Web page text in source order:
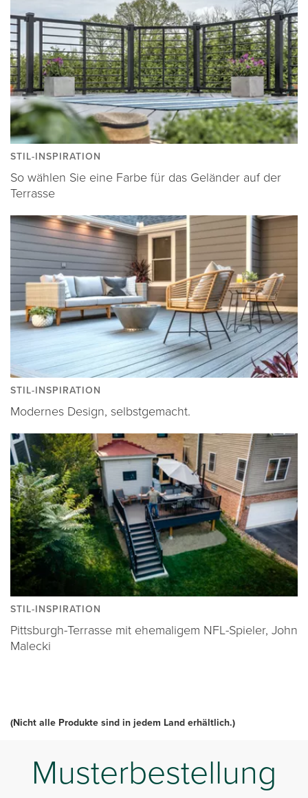
STIL-INSPIRATION
So wählen Sie eine Farbe für das Geländer auf der
Terrasse
STIL-INSPIRATION
Modernes Design, selbstgemacht.
STIL-INSPIRATION
Pittsburgh-Terrasse mit ehemaligem NFL-Spieler, John
Malecki
(Nicht alle Produkte sind in jedem Land erhältlich.)
Musterbestellung